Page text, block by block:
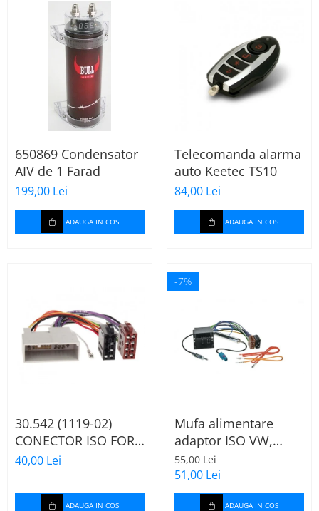
650869 Condensator
AIV de 1 Farad
199,00 Lei
ADAUGA IN COS
Telecomanda alarma
auto Keetec TS10
84,00 Lei
ADAUGA IN COS
30.542 (1119-02)
CONECTOR ISO FORD
FIESTA/FUSION,
40,00 Lei
ADAUGA IN COS
-7%
Mufa alimentare
adaptor ISO VW,
Seat, Audi cu
amplificator antena
55,00 Lei
51,00 Lei
ADAUGA IN COS